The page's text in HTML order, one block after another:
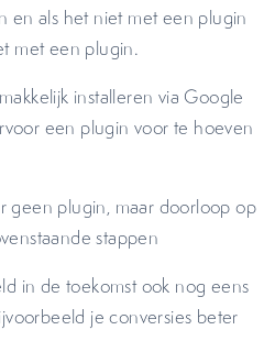
en als het niet met een plugin
met een plugin.
installeren via Google
een plugin voor te hoeven
geen plugin, maar doorloop op
stappen
in de toekomst ook nog eens
je conversies beter